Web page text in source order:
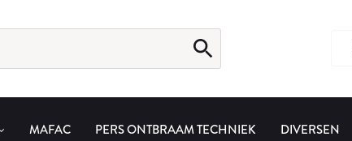
MAFAC PERS ONTBRAAM TECHNIEK DIVERSEN